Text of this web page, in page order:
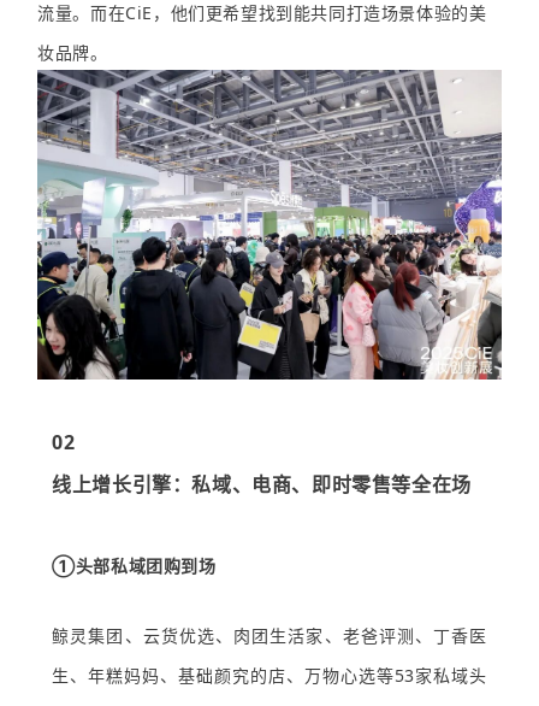
流量。而在CiE，他们更希望找到能共同打造场景体验的美
妆品牌。
02
线上增长引擎：私域、电商、即时零售等全在场
①头部私域团购到场
鲸灵集团、云货优选、肉团生活家、老爸评测、丁香医
生、年糕妈妈、基础颜究的店、万物心选等53家私域头